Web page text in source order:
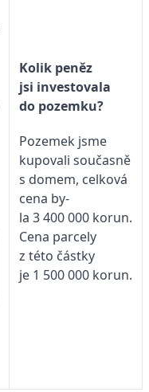
Kolik peněz
jsi investovala
do pozemku?
Pozemek jsme
kupovali současně
s domem, celková
cena by-
la 3 400 000 korun.
Cena parcely
z této částky
je 1 500 000 korun.